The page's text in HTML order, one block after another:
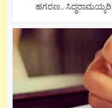
ಹಗರಣ..